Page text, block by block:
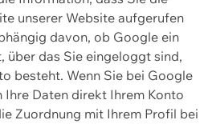
unserer Website aufgerufen
davon, ob Google ein
über das Sie eingeloggt sind,
besteht. Wenn Sie bei Google
Daten direkt Ihrem Konto
Zuordnung mit Ihrem Profil bei